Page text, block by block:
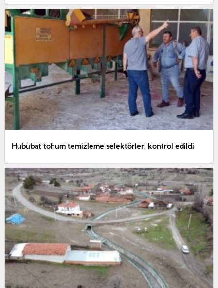
Hububat tohum temizleme selektörleri kontrol edildi